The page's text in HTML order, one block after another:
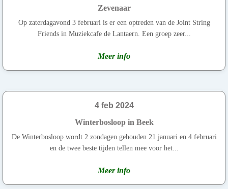
Zevenaar
Op zaterdagavond 3 februari is er een optreden van de Joint String
Friends in Muziekcafe de Lantaern. Een groep zeer...
Meer info
4 feb 2024
Winterbosloop in Beek
De Winterbosloop wordt 2 zondagen gehouden 21 januari en 4 februari
en de twee beste tijden tellen mee voor het...
Meer info